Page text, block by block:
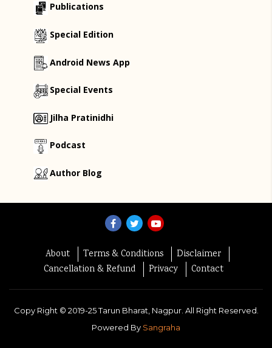
Publications
Special Edition
Android News App
Special Events
Jilha Pratinidhi
Podcast
Author Blog
About Terms & Conditions
Disclaimer
Cancellation & Refund
Privacy Contact
Copy Right © 2019-25Tarun Bharat, Nagpur. All Right Reserved.
Powered By Sangraha